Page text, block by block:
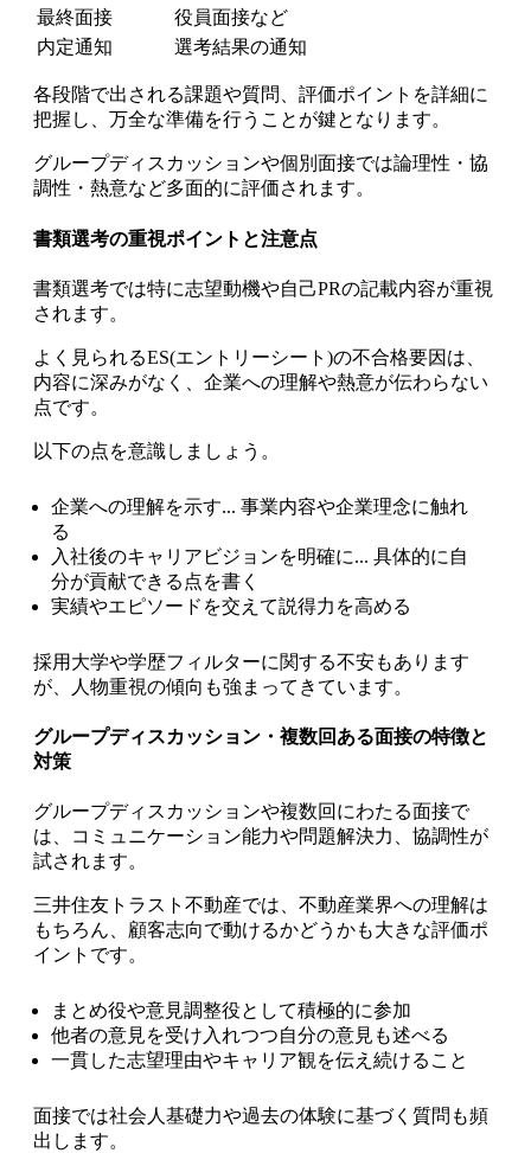
最終面接
役員面接など
内定通知
選考結果の通知
各段階で出される課題や質問、評価ポイントを詳細に
把握し、万全な準備を行うことが鍵となります。
グループディスカッションや個別面接では論理性・協
調性・熱意など多面的に評価されます。
書類選考の重視ポイントと注意点
書類選考では特に志望動機や自己PRの記載内容が重視
されます。
よく見られるES(エントリーシート)の不合格要因は、
内容に深みがなく、企業への理解や熱意が伝わらない
点です。
以下の点を意識しましょう。
企業への理解を示す... 事業内容や企業理念に触れ
る
入社後のキャリアビジョンを明確に... 具体的に自
分が貢献できる点を書く
実績やエピソードを交えて説得力を高める
採用大学や学歴フィルターに関する不安もあります
が、人物重視の傾向も強まってきています。
グループディスカッション・複数回ある面接の特徴と
対策
グループディスカッションや複数回にわたる面接で
は、コミュニケーション能力や問題解決力、協調性が
試されます。
三井住友トラスト不動産では、不動産業界への理解は
もちろん、顧客志向で動けるかどうかも大きな評価ポ
イントです。
まとめ役や意見調整役として積極的に参加
他者の意見を受け入れつつ自分の意見も述べる
一貫した志望理由やキャリア観を伝え続けること
面接では社会人基礎力や過去の体験に基づく質問も頻
出します。